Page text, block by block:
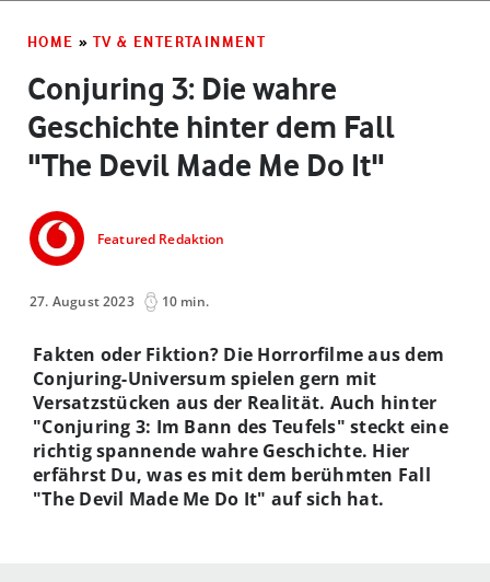
HOME » TV & ENTERTAINMENT
Conjuring 3: Die wahre
Geschichte hinter dem Fall
"The Devil Made Me Do It"
Featured Redaktion
27. August 2023 10 min.
Fakten oder Fiktion? Die Horrorfilme aus dem
Conjuring-Universum spielen gern mit
Versatzstücken aus der Realität. Auch hinter
"Conjuring 3: Im Bann des Teufels" steckt eine
richtig spannende wahre Geschichte. Hier
erfährst Du, was es mit dem berühmten Fall
"The Devil Made Me Do It" auf sich hat.